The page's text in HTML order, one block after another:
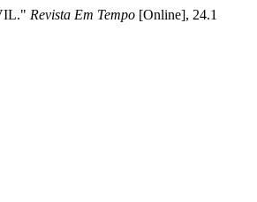
Revista Em Tempo [Online], 24.1